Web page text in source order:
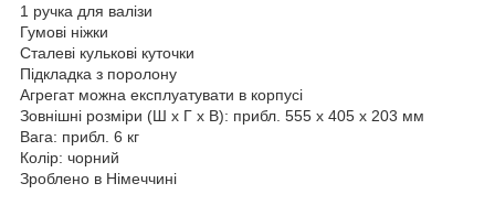
1 ручка для валізи
Гумові ніжки
Сталеві кулькові куточки
Підкладка з поролону
Агрегат можна експлуатувати в корпусі
Зовнішні розміри (Ш x Г x В): прибл. 555 x 405 x 203 мм
Вага: прибл. 6 кг
Колір: чорний
Зроблено в Німеччині